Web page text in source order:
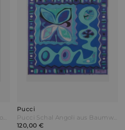
Pucci X Fusalp Bedruckter Poncho Bunt
Pucci
Pucci Schal Angoli aus Baumwolle Blau
120,00 €